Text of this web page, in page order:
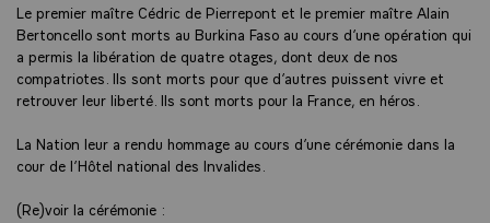
Le premier maître Cédric de Pierrepont et le premier maître Alain
Bertoncello sont morts au Burkina Faso au cours d’une opération qui
a permis la libération de quatre otages, dont deux de nos
compatriotes. Ils sont morts pour que d’autres puissent vivre et
retrouver leur liberté. Ils sont morts pour la France, en héros.
La Nation leur a rendu hommage au cours d’une cérémonie dans la
cour de l’Hôtel national des Invalides.
(Re)voir la cérémonie :